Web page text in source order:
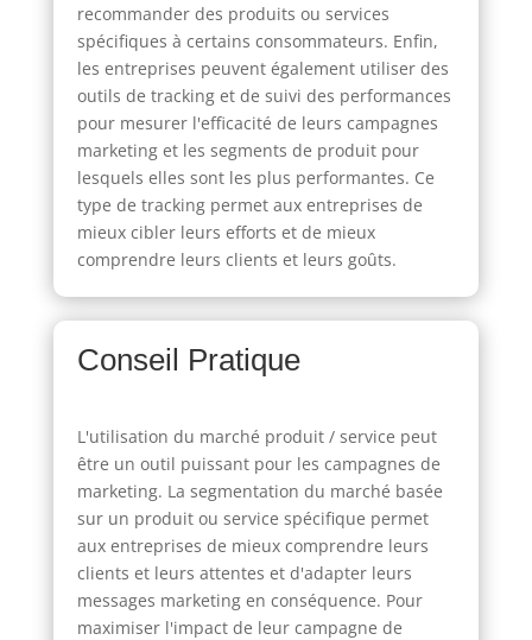
recommander des produits ou services
spécifiques à certains consommateurs. Enfin,
les entreprises peuvent également utiliser des
outils de tracking et de suivi des performances
pour mesurer l'efficacité de leurs campagnes
marketing et les segments de produit pour
lesquels elles sont les plus performantes. Ce
type de tracking permet aux entreprises de
mieux cibler leurs efforts et de mieux
comprendre leurs clients et leurs goûts.
Conseil Pratique
L'utilisation du marché produit / service peut
être un outil puissant pour les campagnes de
marketing. La segmentation du marché basée
sur un produit ou service spécifique permet
aux entreprises de mieux comprendre leurs
clients et leurs attentes et d'adapter leurs
messages marketing en conséquence. Pour
maximiser l'impact de leur campagne de